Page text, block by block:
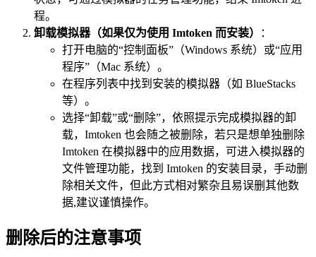
程。
卸载模拟器（如果仅为使用 Imtoken 而安装）
：
打开电脑的“控制面板”（Windows 系统）或“应用
程序”（Mac 系统）。
在程序列表中找到安装的模拟器（如 BlueStacks
等）。
选择“卸载”或“删除”，依照提示完成模拟器的卸
载，Imtoken 也会随之被删除，若只是想单独删除
Imtoken 在模拟器中的应用数据，可进入模拟器的
文件管理功能，找到 Imtoken 的安装目录，手动删
除相关文件，但此方式相对繁杂且易误删其他数
据,建议谨慎操作。
删除后的注意事项